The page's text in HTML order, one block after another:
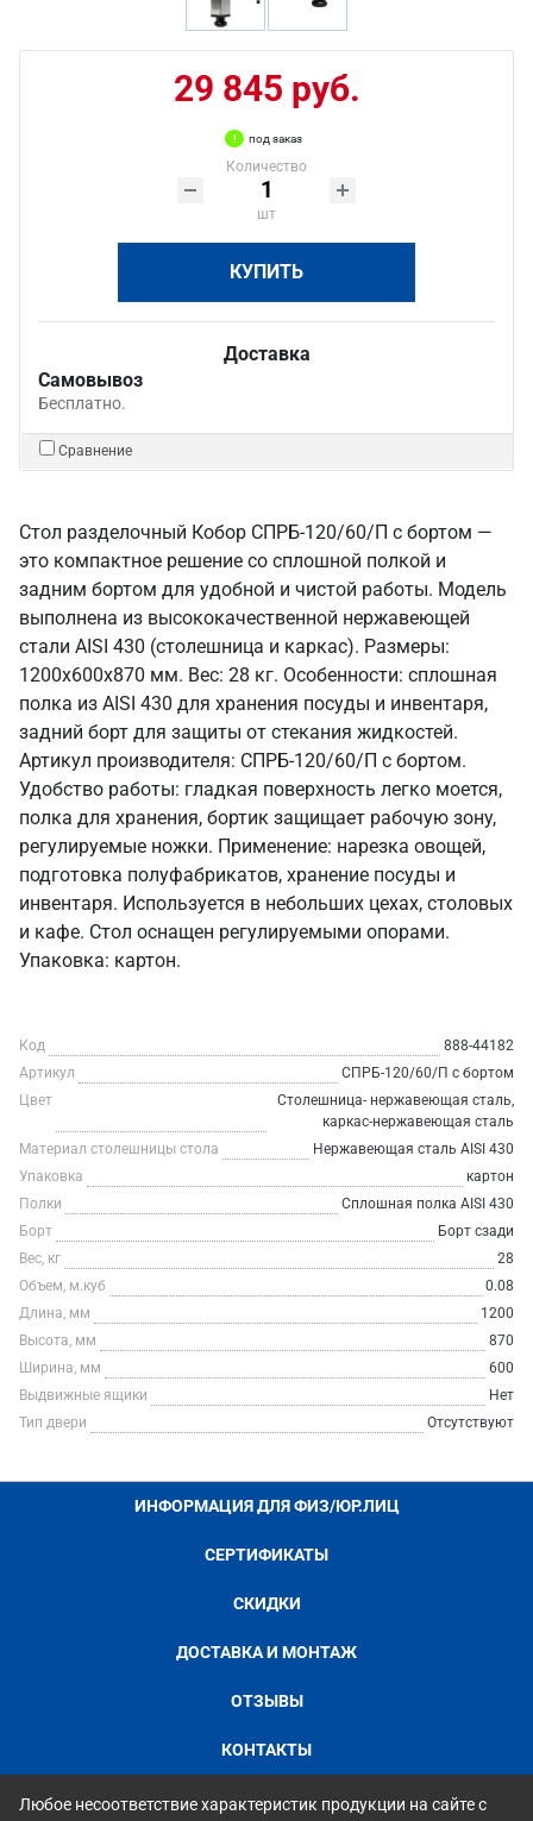
29 845 руб.
под заказ
Количество
шт
КУПИТЬ
Доставка
Самовывоз
Бесплатно.
Сравнение
Стол разделочный Кобор СПРБ-120/60/П с бортом —
это компактное решение со сплошной полкой и
задним бортом для удобной и чистой работы. Модель
выполнена из высококачественной нержавеющей
стали AISI 430 (столешница и каркас). Размеры:
1200x600x870 мм. Вес: 28 кг. Особенности: сплошная
полка из AISI 430 для хранения посуды и инвентаря,
задний борт для защиты от стекания жидкостей.
Артикул производителя: СПРБ-120/60/П с бортом.
Удобство работы: гладкая поверхность легко моется,
полка для хранения, бортик защищает рабочую зону,
регулируемые ножки. Применение: нарезка овощей,
подготовка полуфабрикатов, хранение посуды и
инвентаря. Используется в небольших цехах, столовых
и кафе. Стол оснащен регулируемыми опорами.
Упаковка: картон.
Код
888-44182
Артикул
СПРБ-120/60/П с бортом
Цвет
Столешница- нержавеющая сталь,
каркас-нержавеющая сталь
Материал столешницы стола
Нержавеющая сталь AISI 430
Упаковка
картон
Полки
Сплошная полка AISI 430
Борт
Борт сзади
Вес, кг
28
Объем, м.куб
0.08
Длина, мм
1200
Высота, мм
870
Ширина, мм
600
Выдвижные ящики
Нет
Тип двери
Отсутствуют
ИНФОРМАЦИЯ ДЛЯ ФИЗ/ЮР.ЛИЦ
СЕРТИФИКАТЫ
СКИДКИ
ДОСТАВКА И МОНТАЖ
ОТЗЫВЫ
КОНТАКТЫ
Любое несоответствие характеристик продукции на сайте с